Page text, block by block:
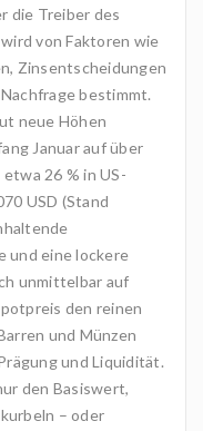
die Treiber des
von Faktoren wie
Zinsentscheidungen
bestimmt.
neue Höhen
Januar auf über
26 % in US-
USD (Stand
und eine lockere
unmittelbar auf
den reinen
und Münzen
und Liquidität.
den Basiswert,
– oder